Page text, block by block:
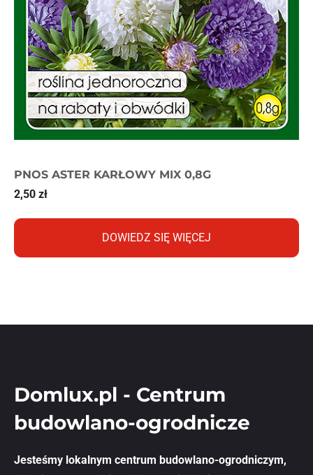
PNOS ASTER KARŁOWY MIX 0,8G
2,50 zł
DOWIEDZ SIĘ WIĘCEJ
Domlux.pl - Centrum
budowlano-ogrodnicze
Jesteśmy lokalnym centrum budowlano-ogrodniczym,